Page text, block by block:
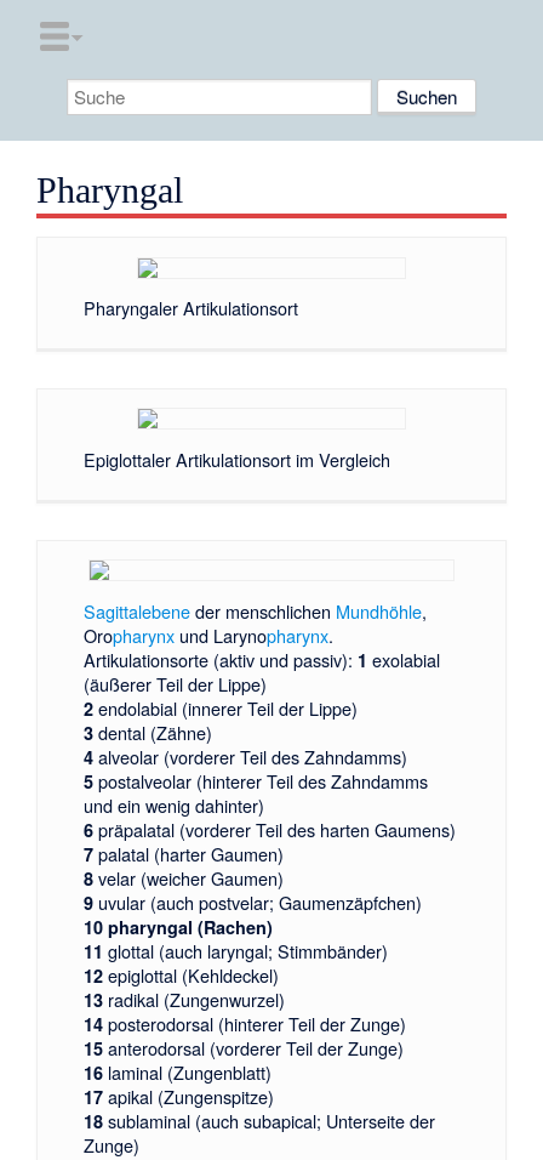
Pharyngal
Pharyngaler Artikulationsort
Epiglottaler Artikulationsort im Vergleich
Sagittalebeneder menschlichen Mundhöhle,
Oropharynxund Larynopharynx.
Artikulationsorte (aktiv und passiv): 1 exolabial
(äußerer Teil der Lippe)
2endolabial (innerer Teil der Lippe)
3dental (Zähne)
4alveolar (vorderer Teil des Zahndamms)
5postalveolar (hinterer Teil des Zahndamms
und ein wenig dahinter)
6präpalatal (vorderer Teil des harten Gaumens)
7palatal (harter Gaumen)
8velar (weicher Gaumen)
9uvular (auch postvelar; Gaumenzäpfchen)
10 pharyngal (Rachen)
11 glottal (auch laryngal; Stimmbänder)
12epiglottal (Kehldeckel)
13radikal (Zungenwurzel)
14posterodorsal (hinterer Teil der Zunge)
15anterodorsal (vorderer Teil der Zunge)
16laminal (Zungenblatt)
17apikal (Zungenspitze)
18sublaminal (auch subapical; Unterseite der
Zunge)